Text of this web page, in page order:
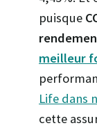
puisque
meilleur
Life dans
cette